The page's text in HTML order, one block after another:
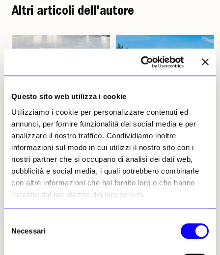
Questo sito web utilizza i cookie
Utilizziamo i cookie per personalizzare contenuti ed
annunci, per fornire funzionalità dei social media e per
analizzare il nostro traffico. Condividiamo inoltre
informazioni sul modo in cui utilizzi il nostro sito con i
nostri partner che si occupano di analisi dei dati web,
pubblicità e social media, i quali potrebbero combinarle
con altre informazioni che hai fornito loro o che hanno
raccolto dal tuo utilizzo dei loro servizi.
delNecessari
Altri articoli dell'autore
NEWS ARTE & IMPRESE
Per Sice Previt l’arte è un
esercizio di visione
La prima tappa dell’«Arte &
Imprese Road Show» da Sice
Previt racconta un’idea di
impresa che vede nell’arte un
alleato naturale della
manifattura: creatività, visione
Nicola Zanella
NEWS ARTE & IMPRESE
Investire in arte, produrre
cultura
Lunedì 22 giugno Sice Previt
ha ospitato la prima tappa di
ARTE E IMPRESE ROADSHOW,
il ciclo di incontri promossi da
«Il Giornale dell’Arte» dedicato
alle aziende che fanno della